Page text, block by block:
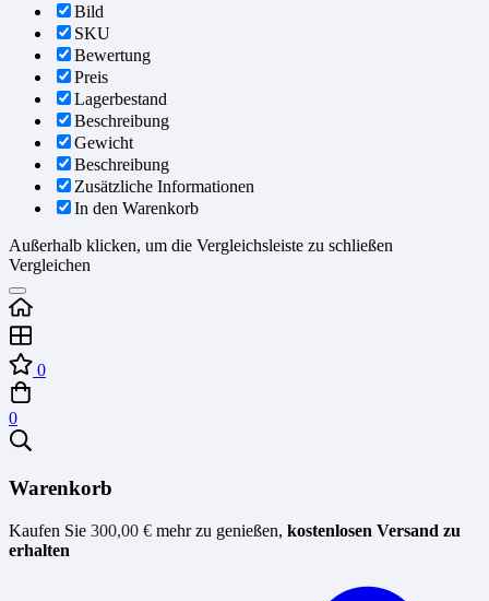
Bild
SKU
Bewertung
Preis
Lagerbestand
Beschreibung
Gewicht
Beschreibung
Zusätzliche Informationen
In den Warenkorb
Außerhalb klicken, um die Vergleichsleiste zu schließen
Vergleichen
0
0
Warenkorb
Kaufen Sie 300,00 € mehr zu genießen, kostenlosen Versand zu
erhalten